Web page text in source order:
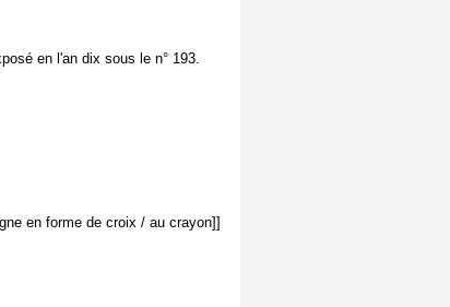
en l'an dix sous le n° 193.
en forme de croix / au crayon]]